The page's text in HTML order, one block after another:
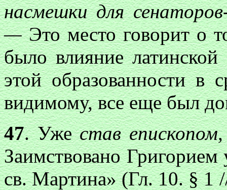
насмешки для
—Это место говорит о
было влияние латинской
этой образованности в
видимому, все еще был
47. Ужестав
Заимствовано
св. Мартина» (Гл. 10. § 1